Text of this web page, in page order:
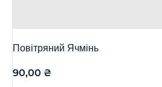
Повітряний Ячмінь
90,00 ₴